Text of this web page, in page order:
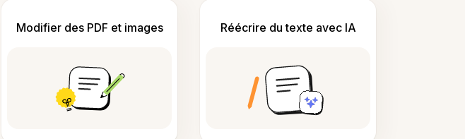
Modifier des PDF et images Réécrire du texte avec IA